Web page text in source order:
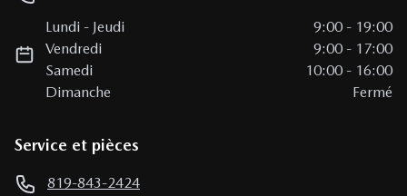
Lundi - Jeudi 9:00 - 19:00
Vendredi
9:00 - 17:00
Samedi
10:00 - 16:00
Dimanche
Fermé
Service et pièces
819-843-2424